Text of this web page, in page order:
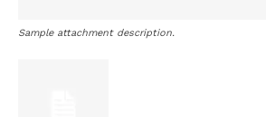
Sample attachment description.